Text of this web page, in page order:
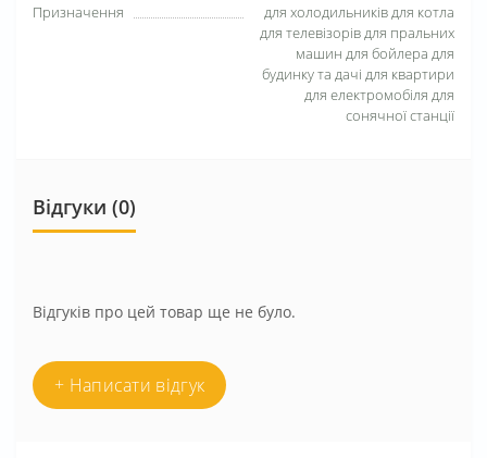
Призначення
для холодильників для котла
для телевізорів для пральних
машин для бойлера для
будинку та дачі для квартири
для електромобіля для
сонячної станції
Відгуки (0)
Відгуків про цей товар ще не було.
+ Написати відгук